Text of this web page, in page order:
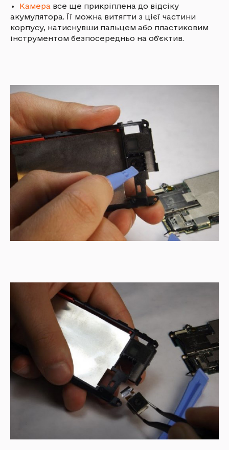
• Камера все ще прикріплена до відсіку
акумулятора. Її можна витягти з цієї частини
корпусу, натиснувши пальцем або пластиковим
інструментом безпосередньо на об'єктив.